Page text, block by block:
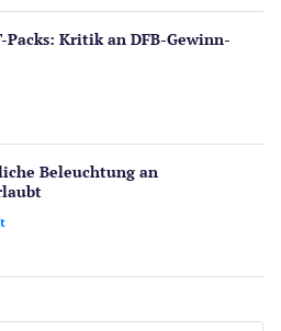
Packs: Kritik an DFB-Gewinn­
Beleuch­tung an